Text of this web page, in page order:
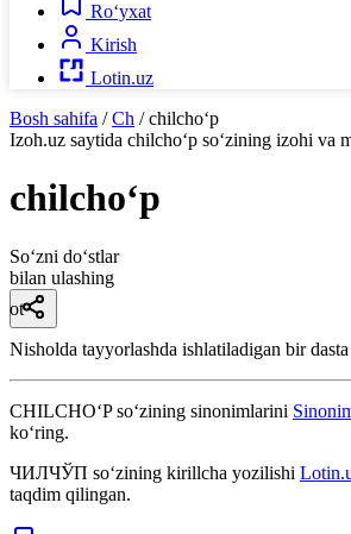
Ro‘yxat
Kirish
Lotin.uz
Bosh sahifa / Ch / chilcho‘p
Izoh.uz saytida chilcho‘p so‘zining izohi va
chilcho‘p
So‘zni do‘stlar
bilan ulashing
ot
Nisholda tayyorlashda ishlatiladigan bir
CHILCHO‘Pso‘zining sinonimlarini
ko‘ring.
ЧИЛЧЎП so‘zining kirillcha yozilishi
taqdim qilingan.